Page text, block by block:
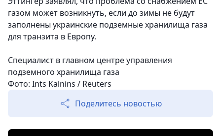
газом может возникнуть, если до зимы не будут
заполнены украинские подземные хранилища газа
для транзита в Европу.
Специалист в главном центре управления
подземного хранилища газа
Фото: Ints Kalnins / Reuters
Поделитесь новостью